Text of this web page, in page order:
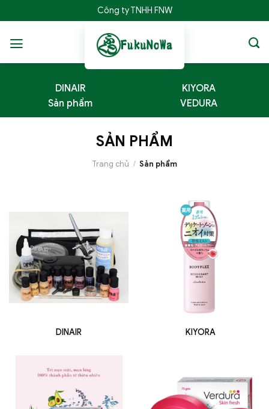
qua
nội
dung
Công ty TNHH FNW
DINAIR
KIYORA
Sản phẩm
VEDURA
SẢN PHẨM
Trang chủ / Sản phẩm
DINAIR KIYORA